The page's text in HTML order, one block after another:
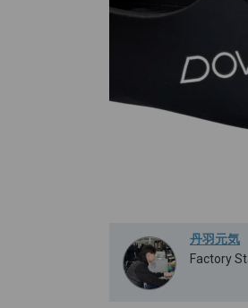
丹羽元気
Factory